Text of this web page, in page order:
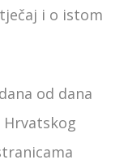
i o istom
od dana